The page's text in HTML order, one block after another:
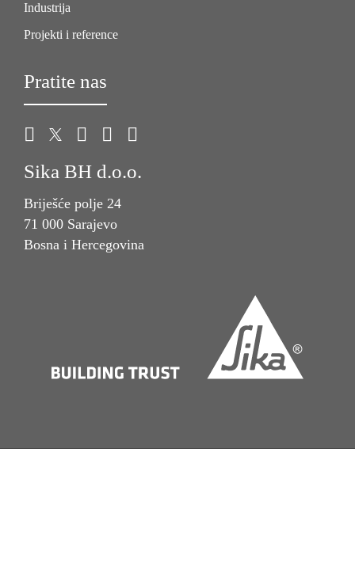
Industrija
Projekti i reference
Pratite nas
Sika BH d.o.o.
Briješće polje 24
71 000 Sarajevo
Bosna i Hercegovina